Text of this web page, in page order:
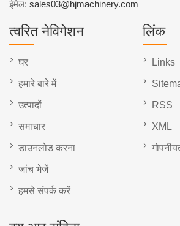
ईमेल: sales03@hjmachinery.com
त्वरित नेविगेशन
घर
हमारे बारे में
उत्पादों
समाचार
डाउनलोड करना
जांच भेजें
हमसे संपर्क करें
लिंक
Links
RSS
XML